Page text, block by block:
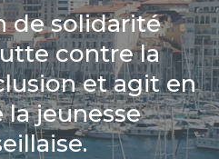
de solidarité
contre la
et agit en
jeunesse